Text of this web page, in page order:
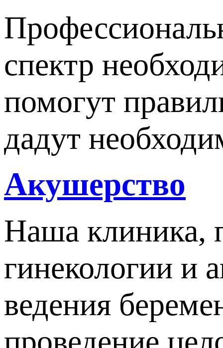
спектр
помогут
дадут
Акушерство
Наша клиника,
гинекологии и
ведения